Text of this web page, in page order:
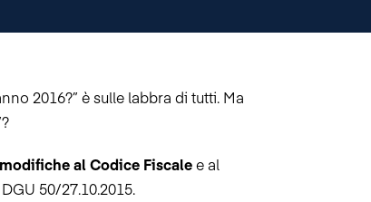
2016?” è sulle labbra di tutti. Ma
al Codice Fiscalee al
50/27.10.2015.